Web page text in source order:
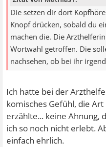
Die setzen dir dort
Knopf drücken, sobald du
machen die. Die
Wortwahl getroffen. Die
nachsehen, ob bei ihr
Ich hatte bei der
komisches Gefühl, die
erzählte... keine Ahnung,
ich so noch nicht erlebt.
einfach ehrlich.